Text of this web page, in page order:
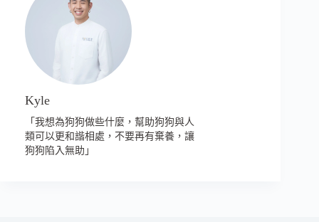
Kyle
「我想為狗狗做些什麼，幫助狗狗與人
類可以更和諧相處，不要再有棄養，讓
狗狗陷入無助」